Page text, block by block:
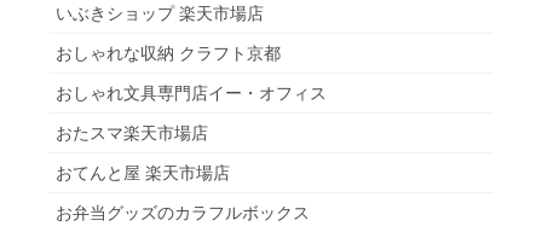
いぶきショップ 楽天市場店
おしゃれな収納 クラフト京都
おしゃれ文具専門店イー・オフィス
おたスマ楽天市場店
おてんと屋 楽天市場店
お弁当グッズのカラフルボックス